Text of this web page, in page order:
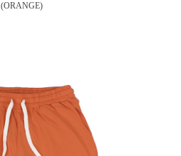
(ORANGE)